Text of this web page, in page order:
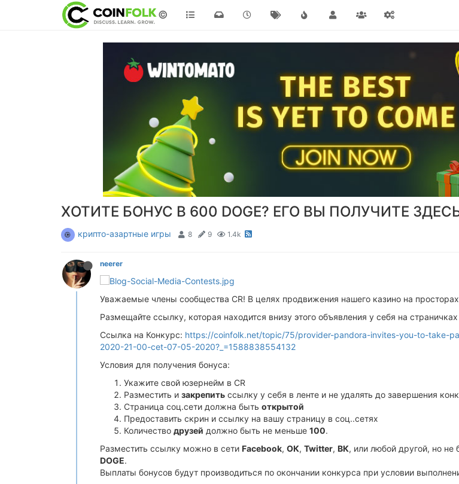
©
ХОТИТЕ БОНУС В 600 DOGE? ЕГО ВЫ ПОЛУЧИТЕ
крипто-азартные игры 8 9 1.4k
neerer
Уважаемые члены сообщества CR! В целях продвижения нашего казино на
Размещайте ссылку, которая находится внизу этого объявления у себя на
Ссылка на Конкурс: https://coinfolk.net/topic/75/provider-pandora-invites-you-to-
2020-21-00-cet-07-05-2020?_=1588838554132
Условия для получения бонуса:
Укажите свой юзернейм в CR
Разместить и закрепить ссылку у себя в ленте и не удалять до завершения
Страница соц.сети должна быть открытой
Предоставить скрин и ссылку на вашу страницу в соц..сетях
Количество друзей должно быть не меньше 100.
Разместить ссылку можно в сети Facebook, ОК, Twitter, ВК, или любой другой, но
DOGE.
Выплаты бонусов будут производиться по окончании конкурса при условии